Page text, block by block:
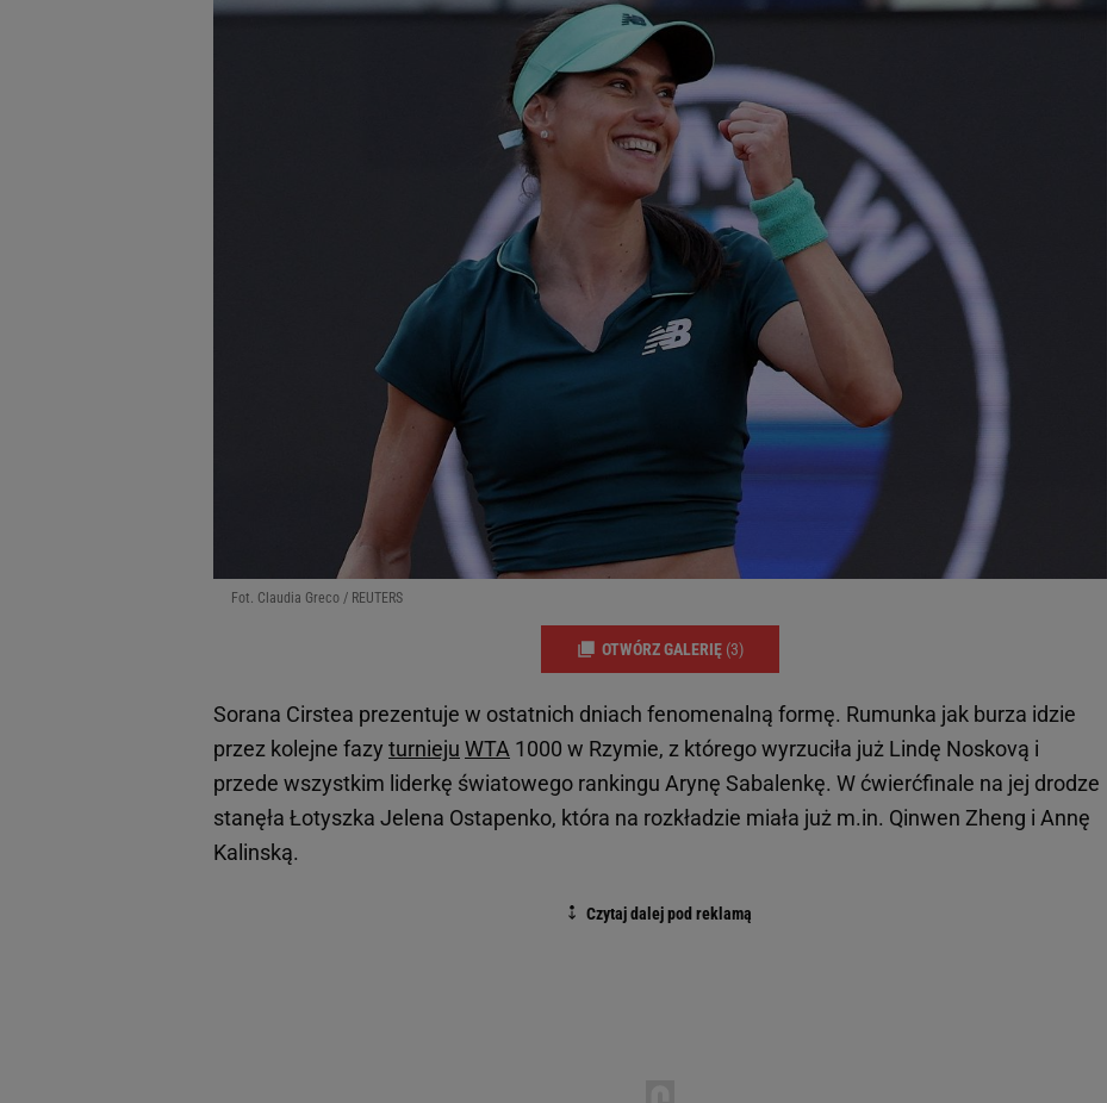
Fot. Claudia Greco / REUTERS
OTWÓRZ GALERIĘ (3)
Sorana Cirstea prezentuje w ostatnich dniach fenomenalną formę. Rumunka jak burza idzie
przez kolejne fazy turnieju WTA 1000 w Rzymie, z którego wyrzuciła już Lindę Noskovą i
przede wszystkim liderkę światowego rankingu Arynę Sabalenkę. W ćwierćfinale na jej drodze
stanęła Łotyszka Jelena Ostapenko, która na rozkładzie miała już m.in. Qinwen Zheng i Annę
Kalinską.